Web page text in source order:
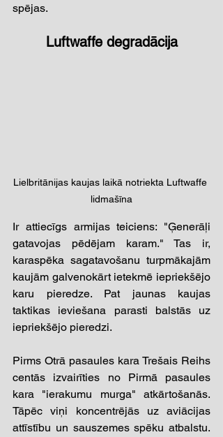
spējas.
Luftwaffe degradācija
Lielbritānijas kaujas laikā notriekta Luftwaffe
lidmašīna
Ir attiecīgs armijas teiciens: "Ģenerāļi
gatavojas pēdējam karam." Tas ir,
karaspēka sagatavošanu turpmākajām
kaujām galvenokārt ietekmē iepriekšējo
karu pieredze. Pat jaunas kaujas
taktikas ieviešana parasti balstās uz
iepriekšējo pieredzi.
Pirms Otrā pasaules kara Trešais Reihs
centās izvairīties no Pirmā pasaules
kara "ierakumu murga" atkārtošanās.
Tāpēc viņi koncentrējās uz aviācijas
attīstību un sauszemes spēku atbalstu.